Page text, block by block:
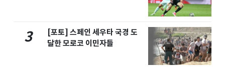
3
[포토] 스페인 세우타 국경 도
달한 모로코 이민자들